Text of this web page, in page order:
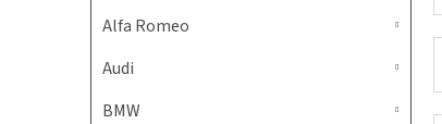
Alfa Romeo
Audi
BMW